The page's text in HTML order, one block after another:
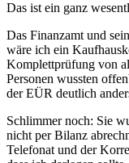
Das ist ein ganz
Das Finanzamt und
wäre ich ein
Komplettprüfung von
Personen wussten
der EÜR deutlich
Schlimmer noch: Sie
nicht per Bilanz
Telefonat und der